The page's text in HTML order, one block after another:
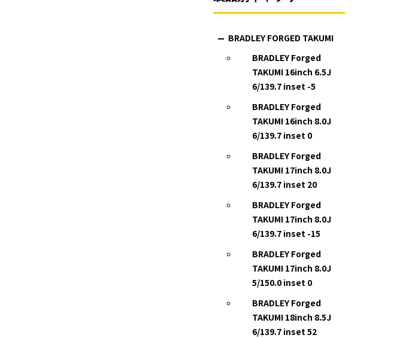
BRADLEY FORGED TAKUMI
BRADLEY Forged
TAKUMI 16inch 6.5J
6/139.7 inset -5
BRADLEY Forged
TAKUMI 16inch 8.0J
6/139.7 inset 0
BRADLEY Forged
TAKUMI 17inch 8.0J
6/139.7 inset 20
BRADLEY Forged
TAKUMI 17inch 8.0J
6/139.7 inset -15
BRADLEY Forged
TAKUMI 17inch 8.0J
5/150.0 inset 0
BRADLEY Forged
TAKUMI 18inch 8.5J
6/139.7 inset 52